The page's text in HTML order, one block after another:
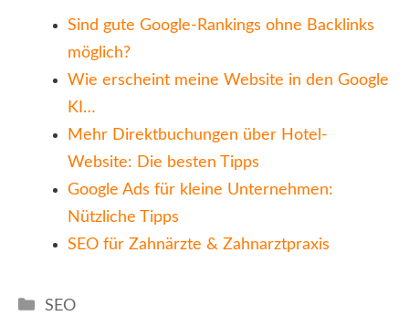
Sind gute Google-Rankings ohne Backlinks
möglich?
Wie erscheint meine Website in den Google
KI…
Mehr Direktbuchungen über Hotel-
Website: Die besten Tipps
Google Ads für kleine Unternehmen:
Nützliche Tipps
SEO für Zahnärzte & Zahnarztpraxis
Kategorien
SEO